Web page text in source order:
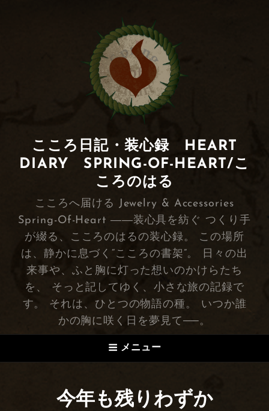
こころ日記・装心録 HEART
DIARY SPRING-OF-HEART/こ
ころのはる
こころへ届ける Jewelry & Accessories
Spring-Of-Heart ――装心具を紡ぐ つくり手
が綴る、こころのはるの装心録。 この場所
は、静かに息づく“こころの書架”。 日々の出
来事や、ふと胸に灯った想いのかけらたち
を、 そっと記してゆく、小さな旅の記録で
す。 それは、ひとつの物語の種。 いつか誰
かの胸に咲く日を夢見て──。
メニュー
今年も残りわずか